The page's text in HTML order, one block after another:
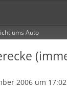
ums Auto
2006 um 17:02